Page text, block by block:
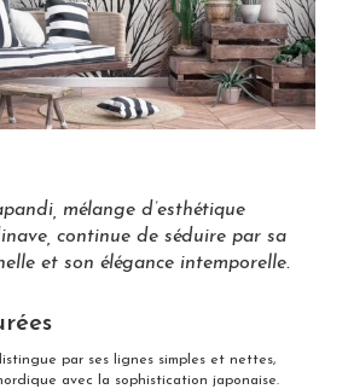
mélange d’esthétique
continue de séduire par sa
et son élégance intemporelle.
par ses lignes simples et nettes,
avec la sophistication japonaise.